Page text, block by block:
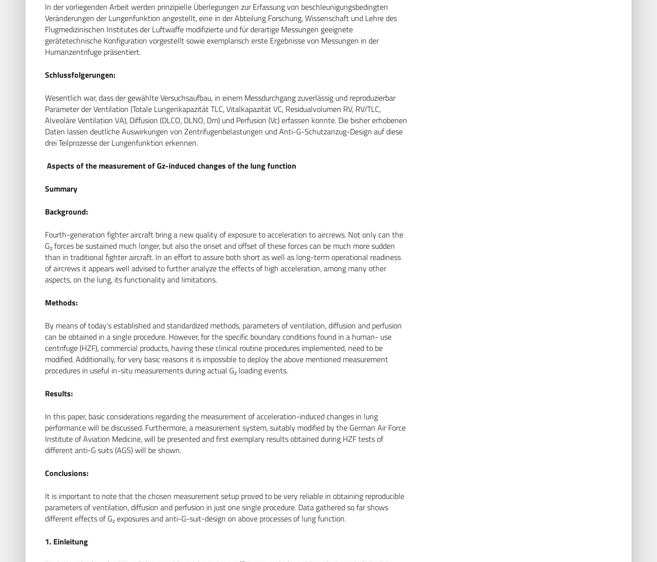
In der vorliegenden Arbeit werden prinzipielle Überlegungen zur Erfassung von beschleunigungsbedingten
Veränderungen der Lungenfunktion angestellt, eine in der Abteilung Forschung, Wissenschaft und Lehre des
Flugmedizinischen Institutes der Luftwaffe modifizierte und für derartige Messungen geeignete
gerätetechnische Konfiguration vorgestellt sowie exemplarisch erste Ergebnisse von Messungen in der
Humanzentrifuge präsentiert.
Schlussfolgerungen:
Wesentlich war, dass der gewählte Versuchsaufbau, in einem Messdurchgang zuverlässig und reproduzierbar
Parameter der Ventilation (Totale Lungenkapazität TLC, Vitalkapazität VC, Residualvolumen RV, RV/TLC,
Alveoläre Ventilation VA), Diffusion (DLCO, DLNO, Dm) und Perfusion (Vc) erfassen konnte. Die bisher erhobenen
Daten lassen deutliche Auswirkungen von Zentrifugenbelastungen und Anti-G-Schutzanzug-Design auf diese
drei Teilprozesse der Lungenfunktion erkennen.
Aspects of the measurement of Gz-induced changes of the lung function
Summary
Background:
Fourth-generation fighter aircraft bring a new quality of exposure to acceleration to aircrews. Not only can the
Gz forces be sustained much longer, but also the onset and offset of these forces can be much more sudden
than in traditional fighter aircraft. In an effort to assure both short as well as long-term operational readiness
of aircrews it appears well advised to further analyze the effects of high acceleration, among many other
aspects, on the lung, its functionality and limitations.
Methods:
By means of today’s established and standardized methods, parameters of ventilation, diffusion and perfusion
can be obtained in a single procedure. However, for the specific boundary conditions found in a human- use
centrifuge (HZF), commercial products, having these clinical routine procedures implemented, need to be
modified. Additionally, for very basic reasons it is impossible to deploy the above mentioned measurement
procedures in useful in-situ measurements during actual Gz loading events.
Results:
In this paper, basic considerations regarding the measurement of acceleration-induced changes in lung
performance will be discussed. Furthermore, a measurement system, suitably modified by the German Air Force
Institute of Aviation Medicine, will be presented and first exemplary results obtained during HZF tests of
different anti-G suits (AGS) will be shown.
Conclusions:
It is important to note that the chosen measurement setup proved to be very reliable in obtaining reproducible
parameters of ventilation, diffusion and perfusion in just one single procedure. Data gathered so far shows
different effects of Gz exposures and anti-G-suit-design on above processes of lung function.
1. Einleitung